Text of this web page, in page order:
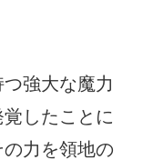
強大な魔力
したことに
力を領地の